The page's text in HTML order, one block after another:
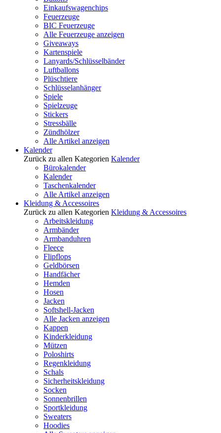
Einkaufswagenchips
Feuerzeuge
BIC Feuerzeuge
Alle Feuerzeuge anzeigen
Giveaways
Kartenspiele
Lanyards/Schlüsselbänder
Luftballons
Plüschtiere
Schlüsselanhänger
Spiele
Spielzeuge
Stickers
Stressbälle
Zündhölzer
Alle Artikel anzeigen
Kalender
Zurück zu allen Kategorien Kalender
Bürokalender
Kalender
Taschenkalender
Alle Artikel anzeigen
Kleidung & Accessoires
Zurück zu allen Kategorien Kleidung & Accessoires
Arbeitskleidung
Armbänder
Armbanduhren
Fleece
Flipflops
Geldbörsen
Handfächer
Hemden
Hosen
Jacken
Softshell-Jacken
Alle Jacken anzeigen
Kappen
Kinderkleidung
Mützen
Poloshirts
Regenkleidung
Schals
Sicherheitskleidung
Socken
Sonnenbrillen
Sportkleidung
Sweaters
Hoodies